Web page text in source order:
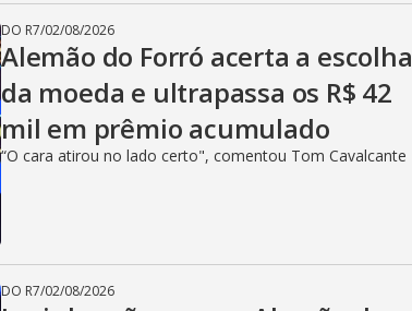
DO R7/02/08/2026
Alemão do Forró acerta a escolha
da moeda e ultrapassa os R$ 42
mil em prêmio acumulado
“O cara atirou no lado certo", comentou Tom Cavalcante
DO R7/02/08/2026